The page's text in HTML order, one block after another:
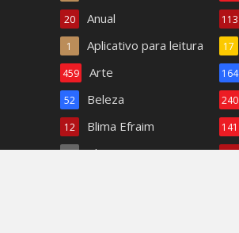
Anual
20
Aplicativo para leitura
1
Arte
459
Beleza
52
Blima Efraim
12
Blog
4
113
17
164
240
141
342